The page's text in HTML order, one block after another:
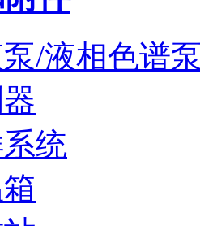
/液相色谱
统